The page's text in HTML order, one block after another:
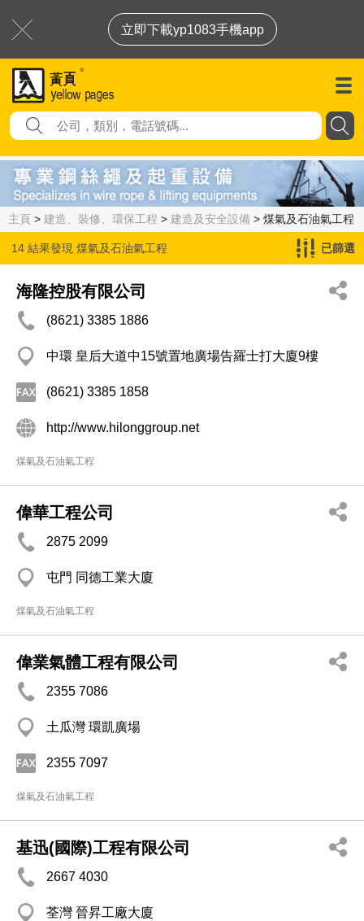
立即下載yp1083手機app
主頁 > 建造、裝修、環保工程 > 建造及安全設備 > 煤氣及石油氣工程
14 結果發現 煤氣及石油氣工程 已篩選
海隆控股有限公司
(8621) 3385 1886
中環 皇后大道中15號置地廣場告羅士打大廈9樓
(8621) 3385 1858
http://www.hilonggroup.net
煤氣及石油氣工程
偉華工程公司
2875 2099
屯門 同德工業大廈
煤氣及石油氣工程
偉業氣體工程有限公司
2355 7086
土瓜灣 環凱廣場
2355 7097
煤氣及石油氣工程
基迅(國際)工程有限公司
2667 4030
荃灣 晉昇工廠大廈